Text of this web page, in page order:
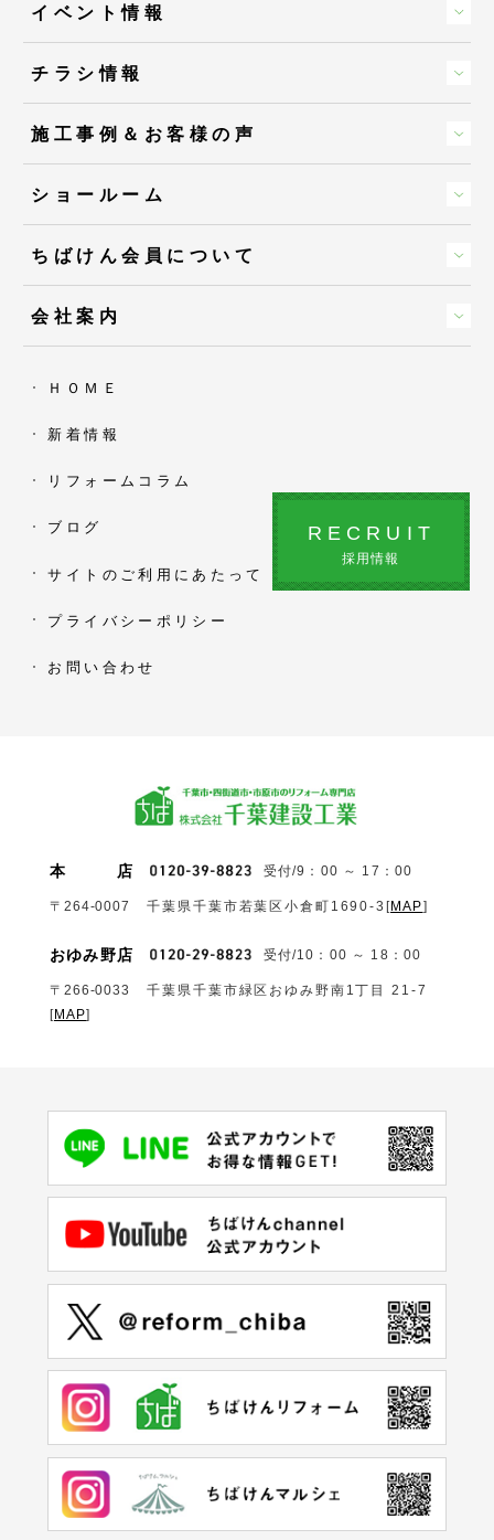
イベント情報
チラシ情報
施工事例＆お客様の声
ショールーム
ちばけん会員について
会社案内
ＨＯＭＥ
新着情報
リフォームコラム
ブログ
サイトのご利用にあたって
プライバシーポリシー
お問い合わせ
RECRUIT
採用情報
本 店 受付/9：00 ～ 17：00
〒264-0007 千葉県千葉市若葉区小倉町1690‐3 [MAP]
おゆみ野店 受付/10：00 ～ 18：00
〒266-0033
千葉県千葉市緑区おゆみ野南1丁目 21-7
[MAP]